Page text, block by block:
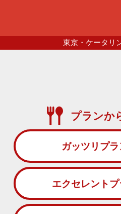
東京・ケータリ
プランか
ガッツリプラ
エクセレント